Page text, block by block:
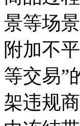
景等场
附加不
等交易”
架违规